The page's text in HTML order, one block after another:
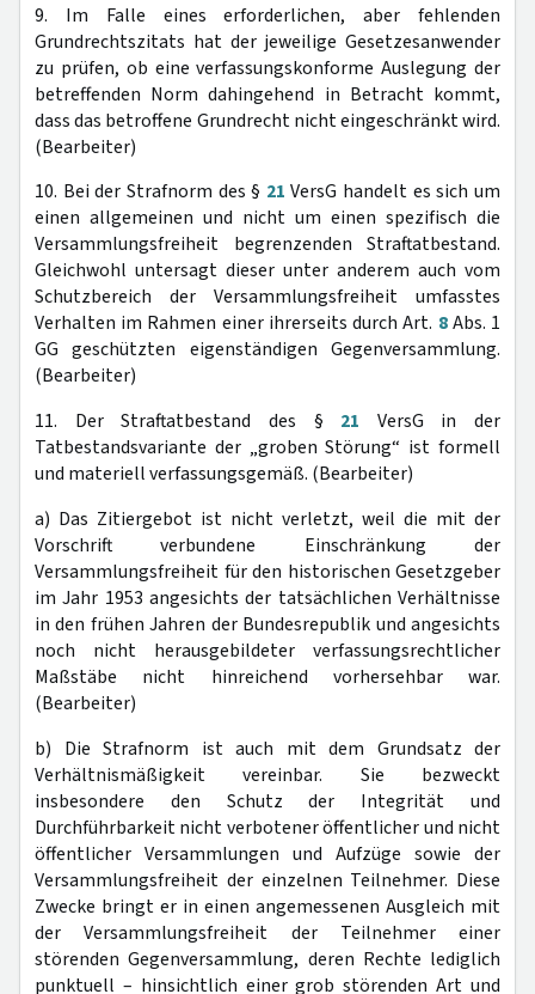
9. Im Falle eines erforderlichen, aber fehlenden
Grundrechtszitats hat der jeweilige Gesetzesanwender
zu prüfen, ob eine verfassungskonforme Auslegung der
betreffenden Norm dahingehend in Betracht kommt,
dass das betroffene Grundrecht nicht eingeschränkt wird.
(Bearbeiter)
10. Bei der Strafnorm des § 21 VersG handelt es sich um
einen allgemeinen und nicht um einen spezifisch die
Versammlungsfreiheit begrenzenden Straftatbestand.
Gleichwohl untersagt dieser unter anderem auch vom
Schutzbereich der Versammlungsfreiheit umfasstes
Verhalten im Rahmen einer ihrerseits durch Art. 8Abs. 1
GG geschützten eigenständigen Gegenversammlung.
(Bearbeiter)
11. Der Straftatbestand des § 21 VersG in der
Tatbestandsvariante der „groben Störung“ ist formell
und materiell verfassungsgemäß. (Bearbeiter)
a) Das Zitiergebot ist nicht verletzt, weil die mit der
Vorschrift verbundene Einschränkung der
Versammlungsfreiheit für den historischen Gesetzgeber
im Jahr 1953 angesichts der tatsächlichen Verhältnisse
in den frühen Jahren der Bundesrepublik und angesichts
noch nicht herausgebildeter verfassungsrechtlicher
Maßstäbe nicht hinreichend vorhersehbar war.
(Bearbeiter)
b) Die Strafnorm ist auch mit dem Grundsatz der
Verhältnismäßigkeit vereinbar. Sie bezweckt
insbesondere den Schutz der Integrität und
Durchführbarkeit nicht verbotener öffentlicher und nicht
öffentlicher Versammlungen und Aufzüge sowie der
Versammlungsfreiheit der einzelnen Teilnehmer. Diese
Zwecke bringt er in einen angemessenen Ausgleich mit
der Versammlungsfreiheit der Teilnehmer einer
störenden Gegenversammlung, deren Rechte lediglich
punktuell – hinsichtlich einer grob störenden Art und